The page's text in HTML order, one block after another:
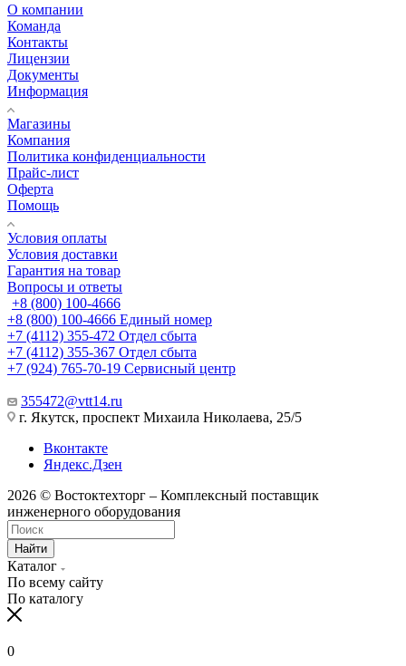
О компании
Команда
Контакты
Лицензии
Документы
Информация
Магазины
Компания
Политика конфиденциальности
Прайс-лист
Оферта
Помощь
Условия оплаты
Условия доставки
Гарантия на товар
Вопросы и ответы
+8 (800) 100-4666
+8 (800) 100-4666 Единый номер
+7 (4112) 355-472 Отдел сбыта
+7 (4112) 355-367 Отдел сбыта
+7 (924) 765-70-19 Сервисный центр
355472@vtt14.ru
г. Якутск, проспект Михаила Николаева, 25/5
Вконтакте
Яндекс.Дзен
2026 © Востоктехторг – Комплексный поставщик
инженерного оборудования
Найти
Каталог
По всему сайту
По каталогу
0